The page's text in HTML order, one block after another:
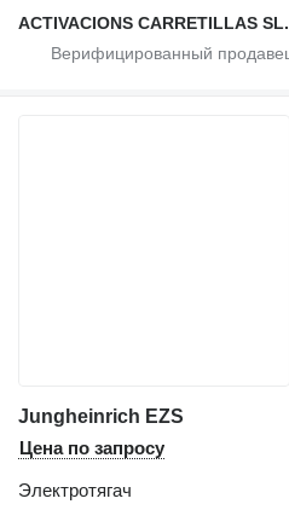
ACTIVACIONS CARRETILLAS SL.
Jungheinrich EZS
Цена по запросу
Электротягач